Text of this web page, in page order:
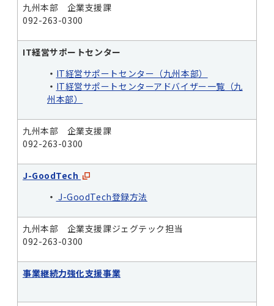
九州本部 企業支援課
092-263-0300
IT経営サポートセンター
・ IT経営サポートセンター（九州本部）
・ IT経営サポートセンターアドバイザー一覧（九
州本部）
九州本部 企業支援課
092-263-0300
J-GoodTech
・ J-GoodTech登録方法
九州本部 企業支援課ジェグテック担当
092-263-0300
事業継続力強化支援事業